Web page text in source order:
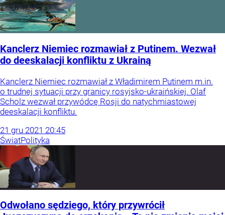
Kanclerz Niemiec rozmawiał z Putinem. Wezwał
do deeskalacji konfliktu z Ukrainą
Kanclerz Niemiec rozmawiał z Władimirem Putinem m.in.
o trudnej sytuacji przy granicy rosyjsko-ukraińskiej. Olaf
Scholz wezwał przywódcę Rosji do natychmiastowej
deeskalacji konfliktu.
21 gru 2021 20:45
ŚwiatPolityka
Odwołano sędziego, który przywrócił